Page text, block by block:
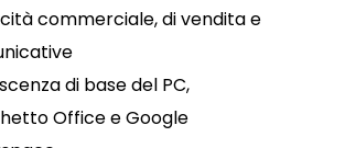
commerciale, di vendita e
di base del PC,
Office e Google